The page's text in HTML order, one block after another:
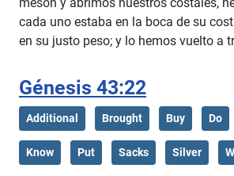
cada uno estaba en la boca de su
en su justo peso; y lo hemos vuelto a
Génesis 43:22
Additional Brought Buy Do
Know Put Sacks Silver